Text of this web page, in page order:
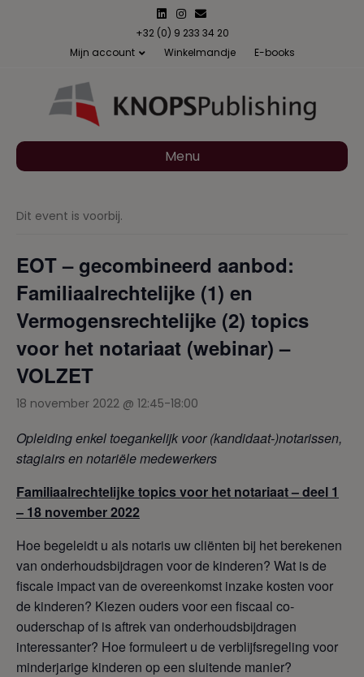
n
n
s
a
m
m
a
l
+32 (0) 9 233 34 20
Mijn account
Winkelmandje E-books
Menu
Dit event is voorbij.
EOT – gecombineerd aanbod:
Familiaalrechtelijke (1) en
Vermogensrechtelijke (2) topics
voor het notariaat (webinar) –
VOLZET
18 november 2022 @ 12:45-18:00
Opleiding enkel toegankelijk voor (kandidaat-)notarissen,
stagiairs en notariële medewerkers
Familiaalrechtelijke topics voor het notariaat –deel 1
– 18 november 2022
Hoe begeleidt u als notaris uw cliënten bij het berekenen
van onderhoudsbijdragen voor de kinderen? Wat is de
fiscale impact van de overeenkomst inzake kosten voor
de kinderen? Kiezen ouders voor een fiscaal co-
ouderschap of is aftrek van onderhoudsbijdragen
interessanter? Hoe formuleert u de verblijfsregeling voor
minderjarige kinderen op een sluitende manier?